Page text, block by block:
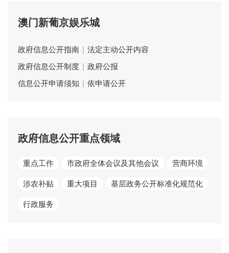
澳门新葡京娱乐城
政府信息公开指南 | 法定主动公开内容
政府信息公开制度 | 政府公报
信息公开申请须知 | 依申请公开
政府信息公开重点领域
重点工作 市政府全体会议及其他会议 营商环境
涉农补贴 重大项目 基层政务公开标准化规范化
行政服务